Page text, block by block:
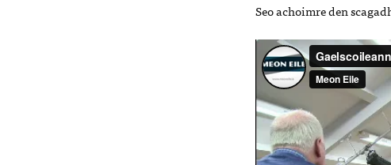
Seo achoimre den